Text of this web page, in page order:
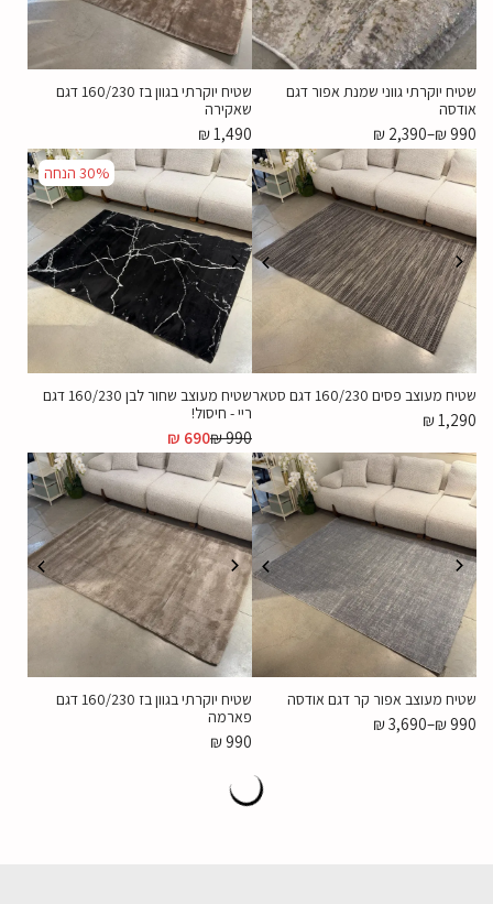
שטיח יוקרתי גווני שמנת אפור דגם
אודסה
₪990
–
₪ 2,390
שטיח יוקרתי בגוון בז 160/230 דגם
שאקירה
₪1,490
שטיח מעוצב פסים 160/230 דגם סטאר
₪1,290
30% הנחה
שטיח מעוצב שחור לבן 160/230 דגם
ריי - חיסול!
₪990
₪ 690
שטיח מעוצב אפור קר דגם אודסה
₪990
–
₪3,690
שטיח יוקרתי בגוון בז 160/230 דגם
פארמה
₪990